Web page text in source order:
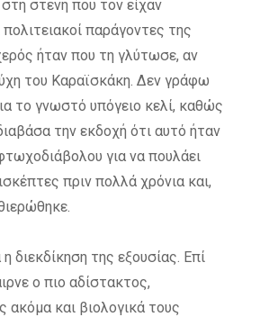
στενή που τον είχαν
παράγοντες της
ήταν που τη γλύτωσε, αν
του Καραϊσκάκη. Δεν γράφω
το γνωστό υπόγειο κελί, καθώς
την εκδοχή ότι αυτό ήταν
για να πουλάει
πριν πολλά χρόνια και,
διεκδίκηση της εξουσίας. Επί
ο πιο αδίστακτος,
ακόμα και βιολογικά τους